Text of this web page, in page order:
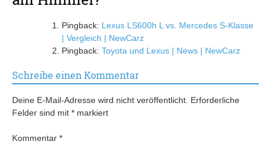
Pingback: Lexus LS600h L vs. Mercedes S-Klasse
| Vergleich | NewCarz
Pingback: Toyota und Lexus | News | NewCarz
Schreibe einen Kommentar
Deine E-Mail-Adresse wird nicht veröffentlicht. Erforderliche
Felder sind mit * markiert
Kommentar *